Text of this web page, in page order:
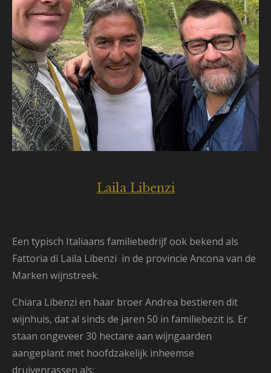
Laila Libenzi
Een typisch Italiaans familiebedrijfook bekend als
Fattoria di Laila Libenzi in de provincie Ancona van de
Marken wijnstreek.
Chiara Libenzi en haar broer Andrea bestieren dit
wijnhuis, dat al sinds de jaren 50 in familiebezit is. Er
staan ongeveer 30 hectare aan wijngaarden
aangeplant met hoofdzakelijk inheemse
druivenrassen als;